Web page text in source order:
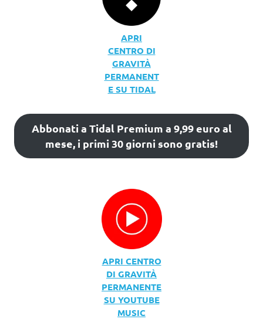
APRI
CENTRO DI
GRAVITÀ
PERMANENT
E SU TIDAL
Abbonati a Tidal Premium a 9,99 euro al
mese, i primi 30 giorni sono gratis!
APRI CENTRO
DI GRAVITÀ
PERMANENTE
SU YOUTUBE
MUSIC